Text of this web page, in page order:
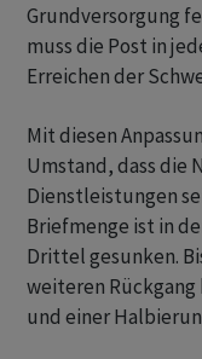
Grundversorgung
muss die Post in
Erreichen der
Mit diesen
Umstand, dass die
Dienstleistungen
Briefmenge ist in
Drittel gesunken.
weiteren Rückgang
und einer